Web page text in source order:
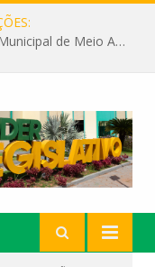
Câmara recebe palestra da Secretária Municipal de Meio Ambiente sobre as ações da “SEMANA DO MEIO AMBIENTE”